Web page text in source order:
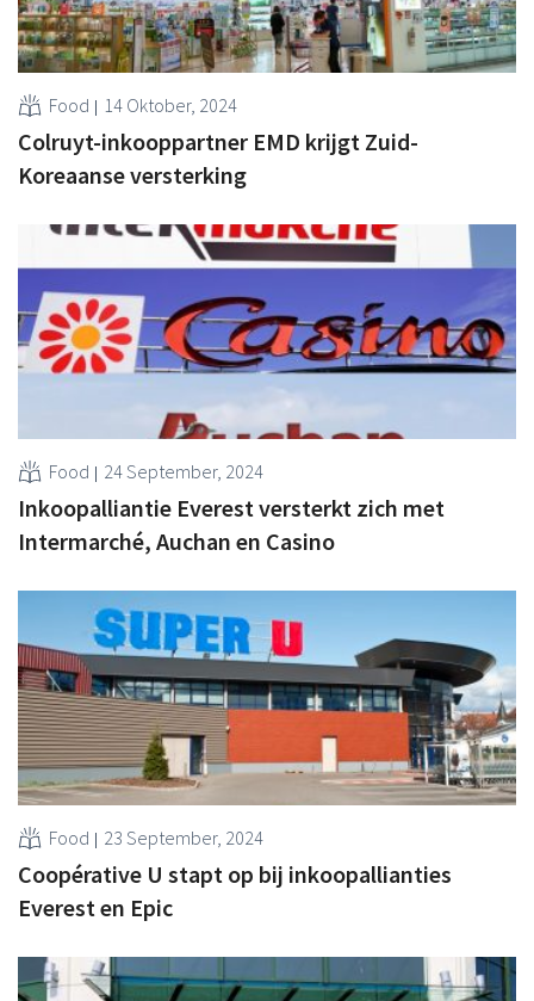
Food 14 Oktober, 2024
Colruyt-inkooppartner EMD krijgt Zuid-
Koreaanse versterking
Food 24 September, 2024
Inkoopalliantie Everest versterkt zich met
Intermarché, Auchan en Casino
Food 23 September, 2024
Coopérative U stapt op bij inkoopallianties
Everest en Epic